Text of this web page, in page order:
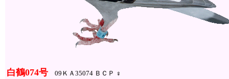
白鶴074号 09ＫＡ35074 ＢＣＰ ♀